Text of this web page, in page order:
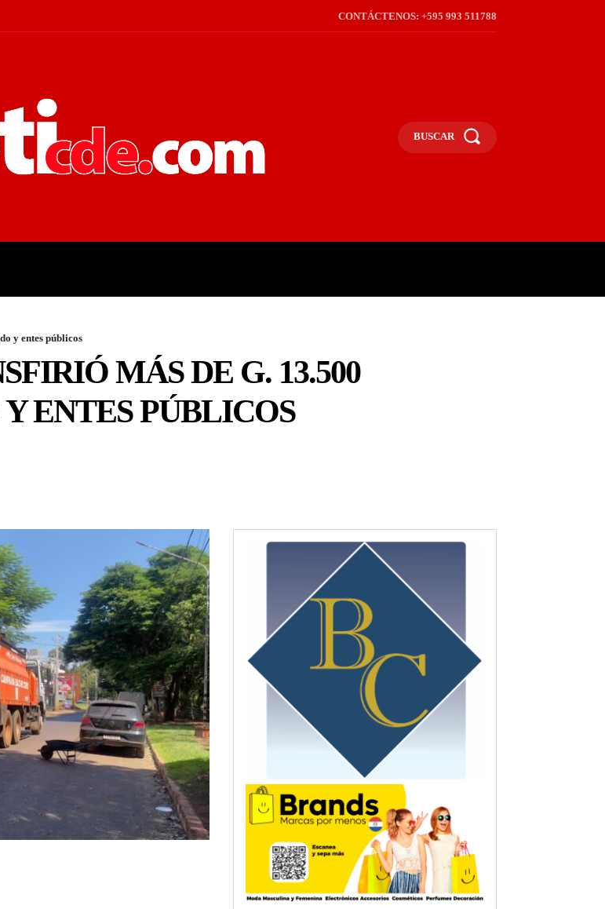
CONTÁCTENOS: +595 993 511788
BUSCAR
y entes públicos
MÁS DE G. 13.500
ENTES PÚBLICOS